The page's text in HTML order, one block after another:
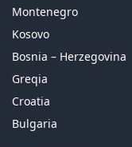
Montenegro
Kosovo
Bosnia – Herzegovina
Greqia
Croatia
Bulgaria